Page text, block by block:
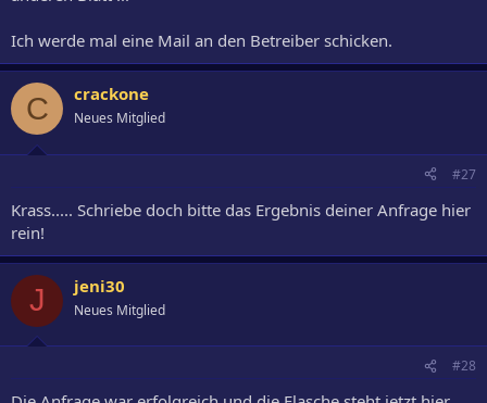
Ich werde mal eine Mail an den Betreiber schicken.
C crackone
Neues Mitglied
#27
Krass..... Schriebe doch bitte das Ergebnis deiner Anfrage hier
rein!
J jeni30
Neues Mitglied
#28